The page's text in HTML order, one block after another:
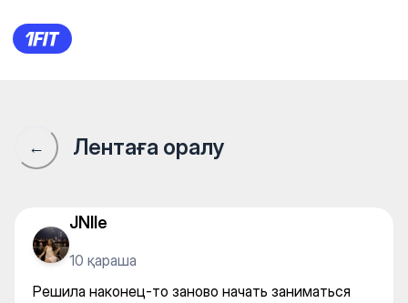
Решила наконец-то заново
← Лентаға оралу
JNlle
10 қараша
Решила наконец-то заново начать заниматься